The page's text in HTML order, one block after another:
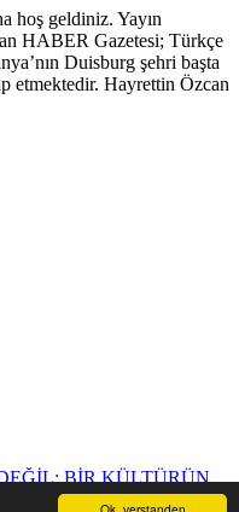
hoş geldiniz. Yayın
HABER Gazetesi; Türkçe
Duisburg şehri başta
etmektedir. Hayrettin Özcan
BİR KÜLTÜRÜN